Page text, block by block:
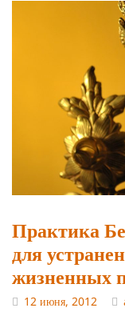
Практика
для
жизненных
12 июня, 2012